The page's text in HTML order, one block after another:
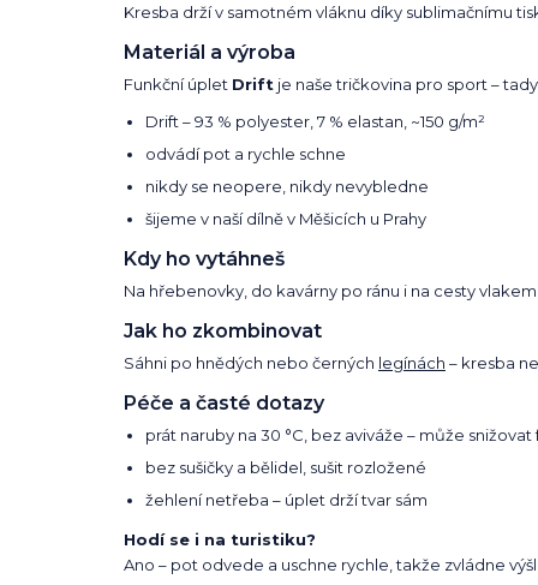
Kresba drží v samotném vláknu díky sublimačnímu
Materiál a výroba
Funkční úplet Drift je naše tričkovina pro sport –
Drift – 93 % polyester, 7 % elastan, ~150 g/m²
odvádí pot a rychle schne
nikdy se neopere, nikdy nevybledne
šijeme v naší dílně v Měšicích u Prahy
Kdy ho vytáhneš
Na hřebenovky, do kavárny po ránu i na cesty
Jak ho zkombinovat
Sáhni po hnědých nebo černých legínách – kresba
Péče a časté dotazy
prát naruby na 30 °C, bez aviváže – může
bez sušičky a bělidel, sušit rozložené
žehlení netřeba – úplet drží tvar sám
Hodí se i na turistiku?
Ano – pot odvede a uschne rychle, takže zvládne